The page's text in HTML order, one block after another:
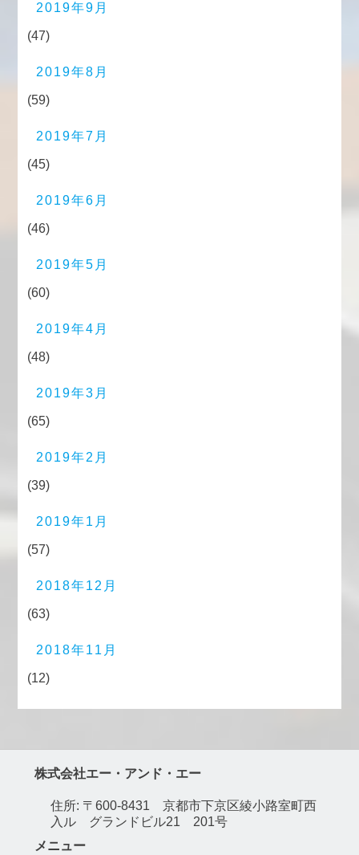
2019年9月
(47)
2019年8月
(59)
2019年7月
(45)
2019年6月
(46)
2019年5月
(60)
2019年4月
(48)
2019年3月
(65)
2019年2月
(39)
2019年1月
(57)
2018年12月
(63)
2018年11月
(12)
株式会社エー・アンド・エー
住所: 〒600-8431 京都市下京区綾小路室町西
入ル グランドビル21 201号
メニュー